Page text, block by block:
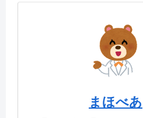
まほべあ